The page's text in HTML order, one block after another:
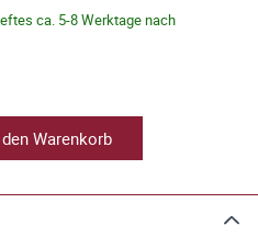
ca. 5-8 Werktage nach
Warenkorb